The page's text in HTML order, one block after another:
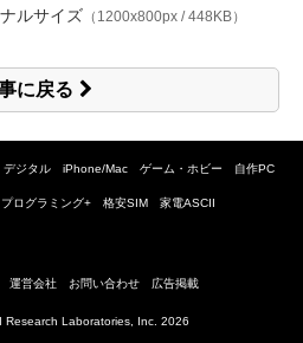
ルサイズ （1200x800px / 448KB）
に戻る
デジタル iPhone/Mac ゲーム・ホビー 自作PC
プログラミング+ 格安SIM 家電ASCII
運営会社 お問い合わせ 広告掲載
Research Laboratories, Inc. 2026